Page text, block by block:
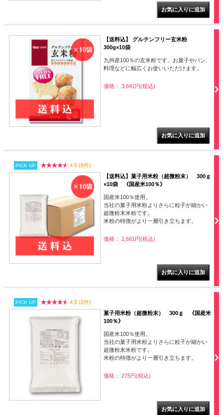
【送料込】 グルテンフリー玄米粉
300g×10袋
九州産100％の玄米粉です。お菓子やパン、
料理などに幅広くお使いいただけます。
価格： 3,641円(税込)
PICK UP
4.6 (8件)
【送料込】菓子用米粉（超微粉末） 300ｇ
×10袋 《国産米100％》
国産米100％使用。
当社の菓子用米粉よりさらに粒子が細かい
超微粉末米粉です。
米粉の特徴がより一層引き立ちます。
価格： 2,661円(税込)
PICK UP
4.5 (2件)
菓子用米粉（超微粉末） 300ｇ 《国産米
100％》
国産米100％使用。
当社の菓子用米粉よりさらに粒子が細かい
超微粉末米粉です。
米粉の特徴がより一層引き立ちます。
価格： 275円(税込)